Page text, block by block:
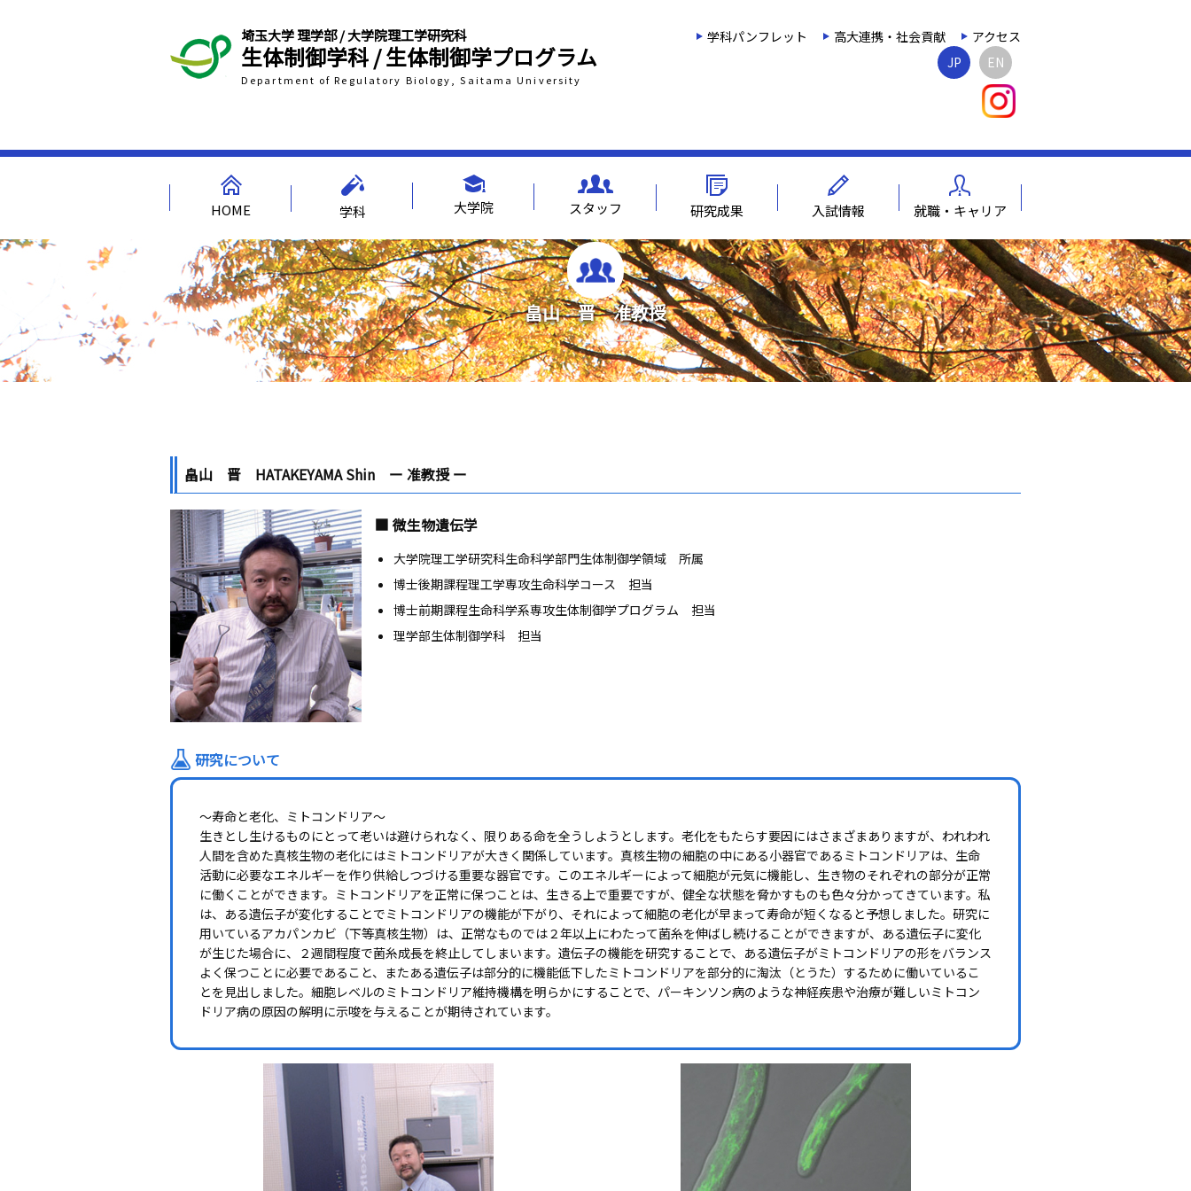
埼玉大学 理学部 / 大学院理工学研究科
生体制御学科 / 生体制御学プログラム
Department of Regulatory Biology, Saitama University
学科パンフレット 高大連携・社会貢献
アクセス
JP
EN
HOME 学科 大学院 スタッフ 研究成果 入試情報 就職・キャリア
畠山 晋 准教授
畠山 晋 HATAKEYAMA Shin ー 准教授 ー
■ 微生物遺伝学
大学院理工学研究科生命科学部門生体制御学領域 所属
博士後期課程理工学専攻生命科学コース 担当
博士前期課程生命科学系専攻生体制御学プログラム 担当
理学部生体制御学科 担当
研究について
〜寿命と老化、ミトコンドリア〜
生きとし生けるものにとって老いは避けられなく、限りある命を全うしようとします。老化をもたらす要因にはさまざまありますが、われわれ
人間を含めた真核生物の老化にはミトコンドリアが大きく関係しています。真核生物の細胞の中にある小器官であるミトコンドリアは、生命
活動に必要なエネルギーを作り供給しつづける重要な器官です。このエネルギーによって細胞が元気に機能し、生き物のそれぞれの部分が正常
に働くことができます。ミトコンドリアを正常に保つことは、生きる上で重要ですが、健全な状態を脅かすものも色々分かってきています。私
は、ある遺伝子が変化することでミトコンドリアの機能が下がり、それによって細胞の老化が早まって寿命が短くなると予想しました。研究に
用いているアカパンカビ（下等真核生物）は、正常なものでは２年以上にわたって菌糸を伸ばし続けることができますが、ある遺伝子に変化
が生じた場合に、２週間程度で菌糸成長を終止してしまいます。遺伝子の機能を研究することで、ある遺伝子がミトコンドリアの形をバランス
よく保つことに必要であること、またある遺伝子は部分的に機能低下したミトコンドリアを部分的に淘汰（とうた）するために働いているこ
とを見出しました。細胞レベルのミトコンドリア維持機構を明らかにすることで、パーキンソン病のような神経疾患や治療が難しいミトコン
ドリア病の原因の解明に示唆を与えることが期待されています。